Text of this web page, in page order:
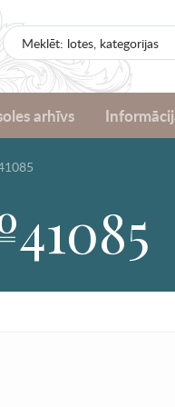
arhīvs